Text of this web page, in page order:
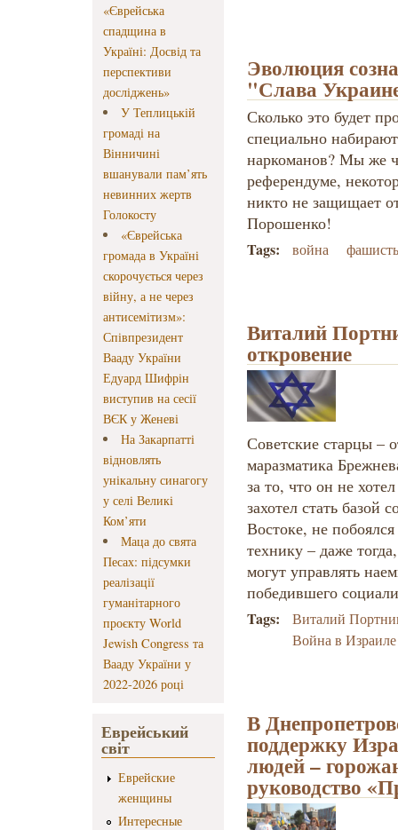
«Єврейська
спадщина в
Україні: Досвід та
перспективи
досліджень»
У Теплицькій
громаді на
Вінничині
вшанували пам’ять
невинних жертв
Голокосту
«Єврейська
громада в Україні
скорочується через
війну, а не через
антисемітизм»:
Співпрезидент
Вааду України
Едуард Шифрін
виступив на сесії
ВЄК у Женеві
На Закарпатті
відновлять
унікальну синагогу
у селі Великі
Ком’яти
Маца до свята
Песах: підсумки
реалізації
гуманітарного
проєкту World
Jewish Congress та
Вааду України у
2022-2026 році
Еврейський
світ
Еврейские
женщины
Интересные
Эволюция
"Слава
Сколько это будет
специально
наркоманов? Мы же
референдуме,
никто не защищает
Порошенко!
Tags: война
Виталий
откровение
Советские старцы –
маразматика
за то, что он не
захотел стать базой
Востоке, не
технику – даже
могут управлять
победившего
Tags:
Виталий
Война в Израиле
В
поддержку
людей –
руководство